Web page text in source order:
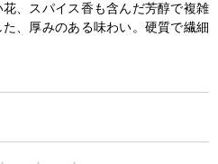
、スパイス香も含んだ芳醇で複雑
、厚みのある味わい。硬質で繊細